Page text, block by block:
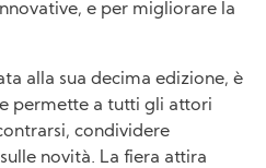
e per migliorare la
alla sua decima edizione, è
permette a tutti gli attori
condividere
novità. La fiera attira